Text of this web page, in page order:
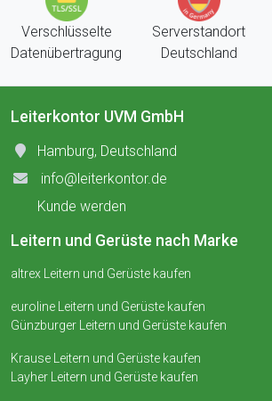
Verschlüsselte
Datenübertragung
Serverstandort
Deutschland
Leiterkontor UVM GmbH
Hamburg, Deutschland
info@leiterkontor.de
Kunde werden
Leitern und Gerüste nach Marke
altrex Leitern und Gerüste kaufen
euroline Leitern und Gerüste kaufen
Günzburger Leitern und Gerüste kaufen
Krause Leitern und Gerüste kaufen
Layher Leitern und Gerüste kaufen